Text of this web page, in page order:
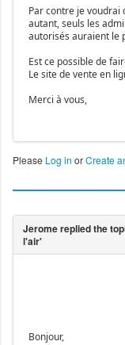
Par contre je voudrai
autant, seuls les
autorisés auraient le
Est ce possible de
Le site de vente en
Merci à vous,
Please Log in orCreate
Bonjour,